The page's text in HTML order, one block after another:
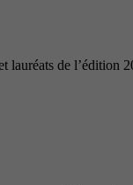
lauréats de l’édition